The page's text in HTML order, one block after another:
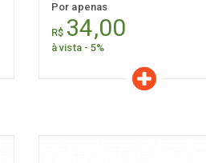
Por apenas
R$ 34,00
à vista - 5%